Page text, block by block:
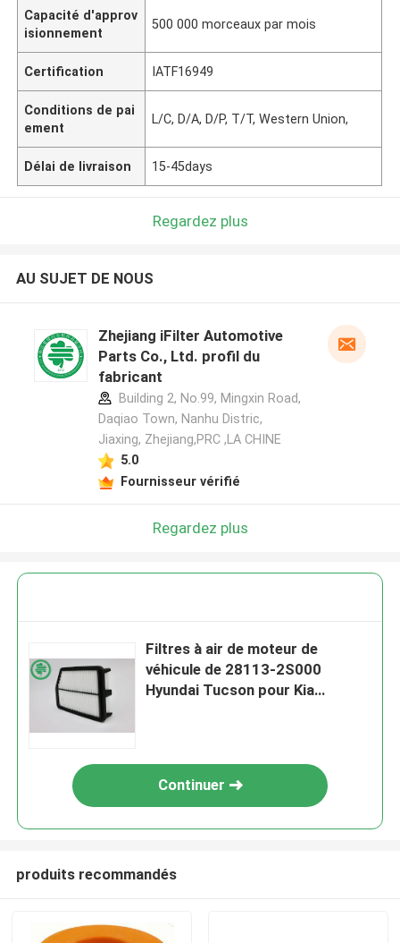
Capacité d'approv
isionnement
500 000 morceaux par mois
Certification IATF16949
Conditions de pai
ement
L/C, D/A, D/P, T/T, Western Union,
Délai de livraison 15-45days
Regardez plus
AU SUJET DE NOUS
Zhejiang iFilter Automotive
Parts Co., Ltd. profil du
fabricant
Building 2, No.99, Mingxin Road,
Daqiao Town, Nanhu Distric,
Jiaxing, Zhejiang,PRC ,LA CHINE
5.0
Fournisseur vérifié
Regardez plus
Filtres à air de moteur de
véhicule de 28113-2S000
Hyundai Tucson pour Kia
Continuer
produits recommandés